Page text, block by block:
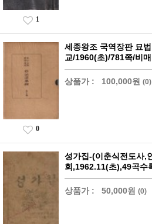
1
세종왕조 국역장판 묘
교/1960(초)/781쪽/비
상품가 : 100,000원 (0)
0
성가집-(이춘식전도사,
회,1962.11(초),49곡수
상품가 : 50,000원 (0)